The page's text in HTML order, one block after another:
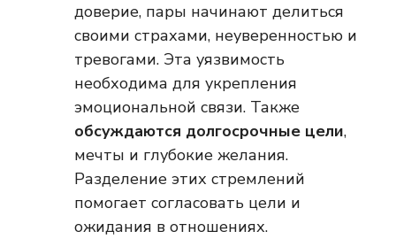
доверие, пары начинают делиться
своими страхами, неуверенностью и
тревогами. Эта уязвимость
необходима для укрепления
эмоциональной связи. Также
обсуждаются долгосрочные цели,
мечты и глубокие желания.
Разделение этих стремлений
помогает согласовать цели и
ожидания в отношениях.